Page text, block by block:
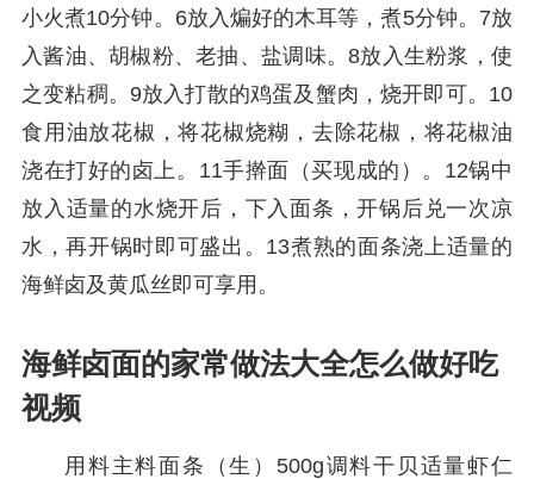
小火煮10分钟。6放入煸好的木耳等，煮5分钟。7放
入酱油、胡椒粉、老抽、盐调味。8放入生粉浆，使
之变粘稠。9放入打散的鸡蛋及蟹肉，烧开即可。10
食用油放花椒，将花椒烧糊，去除花椒，将花椒油
浇在打好的卤上。11手擀面（买现成的）。12锅中
放入适量的水烧开后，下入面条，开锅后兑一次凉
水，再开锅时即可盛出。13煮熟的面条浇上适量的
海鲜卤及黄瓜丝即可享用。
海鲜卤面的家常做法大全怎么做好吃
视频
用料主料面条（生）500g调料干贝适量虾仁